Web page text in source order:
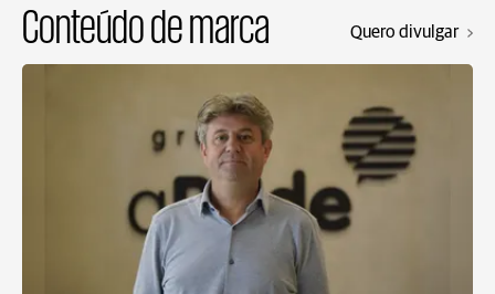
Conteúdo de marca Quero divulgar